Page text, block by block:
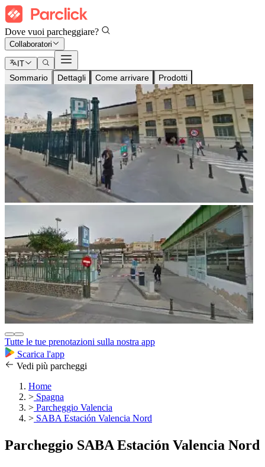
Dove vuoi parcheggiare?
Collaboratori
IT
Sommario Dettagli Come arrivare Prodotti
Tutte le tue prenotazioni sulla nostra app
Scarica l'app
Vedi più parcheggi
Home
> Spagna
> Parcheggio Valencia
> SABA Estación Valencia Nord
Parcheggio SABA Estación Valencia Nord